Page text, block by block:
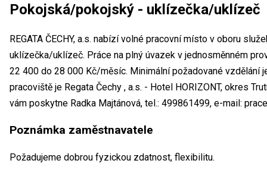
Pokojská/pokojský - uklízečka/uklízeč
REGATA ČECHY, a.s. nabízí volné pracovní místo v oboru
uklízečka/uklízeč. Práce na plný úvazek v jednosměnném
22 400 do 28 000 Kč/měsíc. Minimální požadované vzdělání
pracoviště je Regata Čechy , a.s. - Hotel HORIZONT, okres
vám poskytne Radka Majtánová, tel.: 499861499, e-mail:
Poznámka zaměstnavatele
Požadujeme dobrou fyzickou zdatnost, flexibilitu.